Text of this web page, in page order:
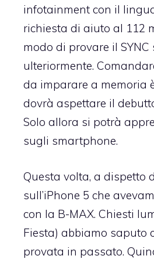
infotainment con il
richiesta di aiuto al 112
modo di provare il
ulteriormente.
da imparare a memoria
dovrà aspettare il
Solo allora si potrà
sugli smartphone.
Questa volta, a dispetto
sull’iPhone 5 che
con la B-MAX. Chiesti
Fiesta) abbiamo saputo
provata in passato.